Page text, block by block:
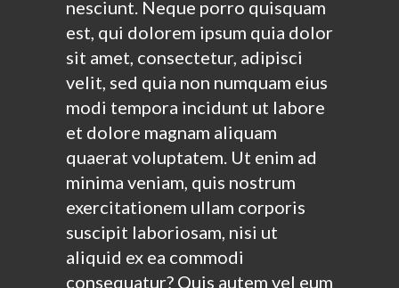
nesciunt. Neque porro quisquam
est, qui dolorem ipsum quia dolor
sit amet, consectetur, adipisci
velit, sed quia non numquam eius
modi tempora incidunt ut labore
et dolore magnam aliquam
quaerat voluptatem. Ut enim ad
minima veniam, quis nostrum
exercitationem ullam corporis
suscipit laboriosam, nisi ut
aliquid ex ea commodi
consequatur? Quis autem vel eum